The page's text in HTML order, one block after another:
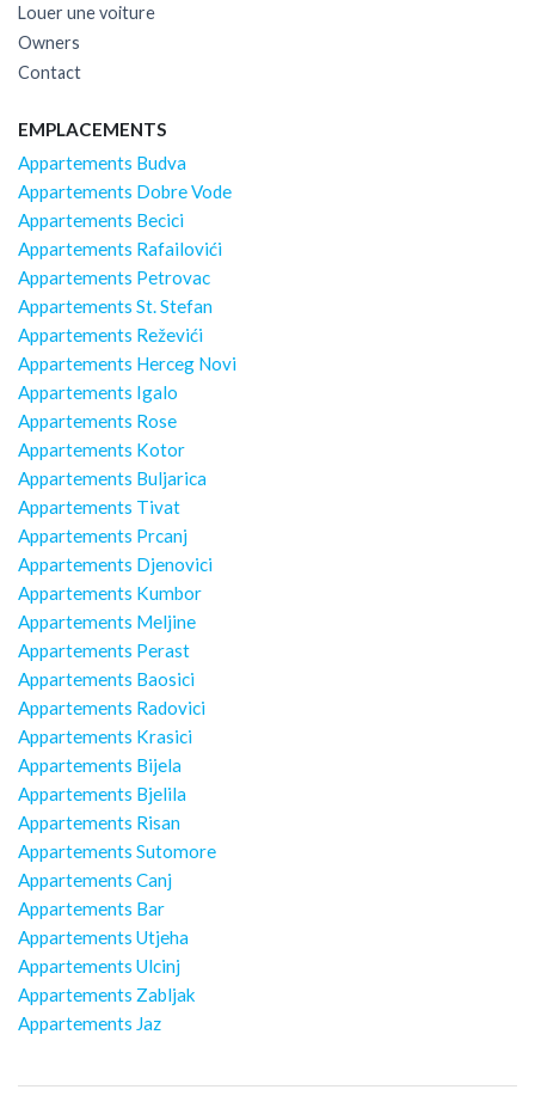
Louer une voiture
Owners
Contact
EMPLACEMENTS
Appartements Budva
Appartements Dobre Vode
Appartements Becici
Appartements Rafailovići
Appartements Petrovac
Appartements St. Stefan
Appartements Reževići
Appartements Herceg Novi
Appartements Igalo
Appartements Rose
Appartements Kotor
Appartements Buljarica
Appartements Tivat
Appartements Prcanj
Appartements Djenovici
Appartements Kumbor
Appartements Meljine
Appartements Perast
Appartements Baosici
Appartements Radovici
Appartements Krasici
Appartements Bijela
Appartements Bjelila
Appartements Risan
Appartements Sutomore
Appartements Canj
Appartements Bar
Appartements Utjeha
Appartements Ulcinj
Appartements Zabljak
Appartements Jaz